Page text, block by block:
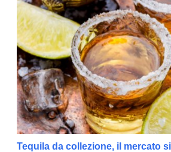
Tequila da collezione, il mercato